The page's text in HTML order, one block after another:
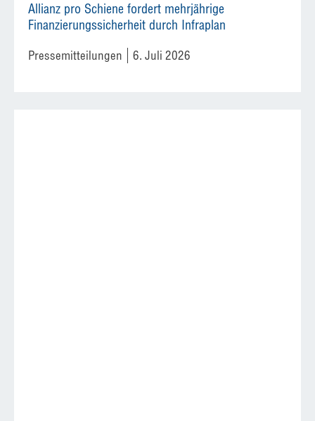
Allianz pro Schiene fordert mehrjährige
Finanzierungssicherheit durch Infraplan
Pressemitteilungen 6. Juli 2026